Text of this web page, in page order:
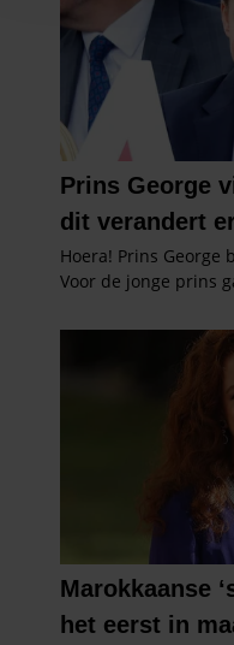
en om ons
informatie over uw
partners voor social
partners kunnen deze
informatie die u aan ze
verzameld op basis
gaat akkoord met onze
gebruiken.